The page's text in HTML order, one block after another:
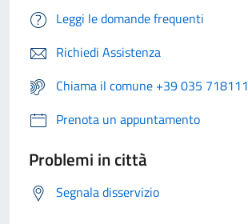
Leggi le domande frequenti
Richiedi Assistenza
Chiama il comune +39 035 718111
Prenota un appuntamento
Problemi in città
Segnala disservizio